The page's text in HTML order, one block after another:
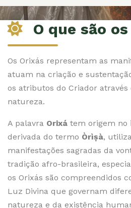
O que são
Os Orixás representam as
atuam na criação e
os atributos do Criador através
natureza.
A palavra Orixá tem origem no
derivada do termo Òrìṣà,
manifestações sagradas da
tradição afro-brasileira,
os Orixás são compreendidos
Luz Divina que governam
natureza e da existência